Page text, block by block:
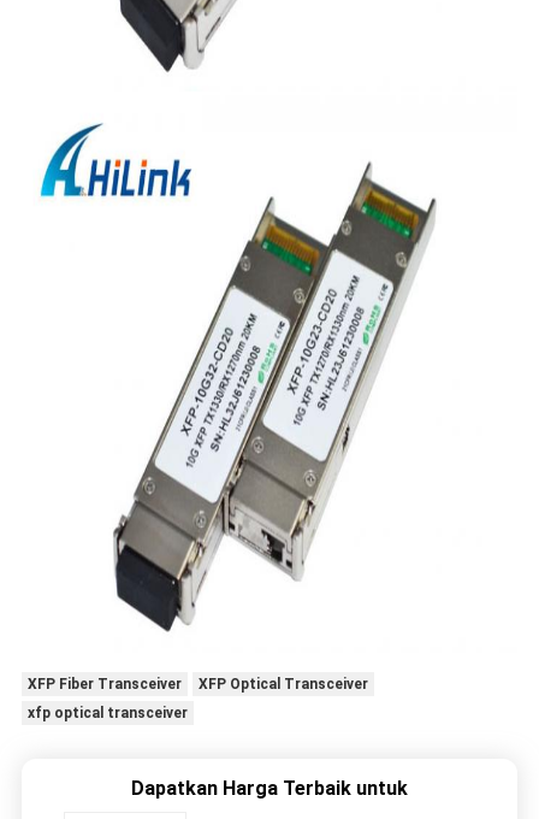
XFP Fiber Transceiver
XFP Optical Transceiver
xfp optical transceiver
Dapatkan Harga Terbaik untuk